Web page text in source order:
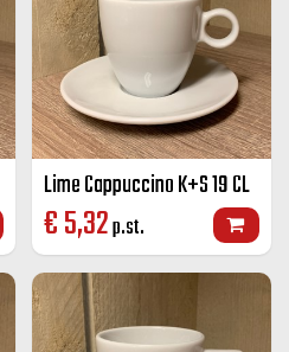
Lime Cappuccino K+S 19 CL
€5,32p.st.